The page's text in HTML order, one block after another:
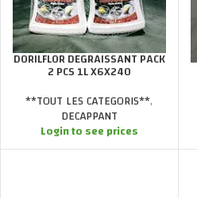
DORILFLOR DEGRAISSANT PACK
2 PCS 1L X6X240
**TOUT LES CATEGORIS**,
DECAPPANT
Login to see prices